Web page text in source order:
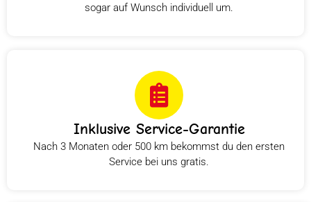
sogar auf Wunsch individuell um.
Inklusive Service-Garantie
Nach 3 Monaten oder 500 km bekommst du den ersten
Service bei uns gratis.